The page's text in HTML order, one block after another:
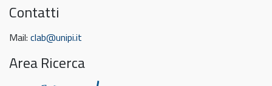
Contatti
Mail: clab@unipi.it
Area Ricerca